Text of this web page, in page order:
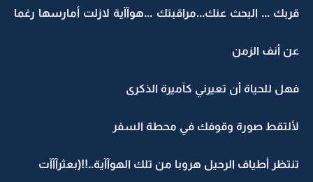
قربك ... البحث عنك...مراقبتك ...هوآآية لازلت أمارسها رغما
عن أنف الزمن
فهل للحياة أن تعيرني كآميرة الذكرى
لألتقط صورة وقوفك في محطة السفر
تنتظر أطياف الرحيل هروبا من تلك الهوآآية..!!(بعثرآآآت